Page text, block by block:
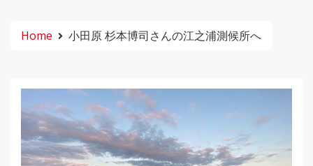
Home 小田原 杉本博司さんの江之浦測候所へ